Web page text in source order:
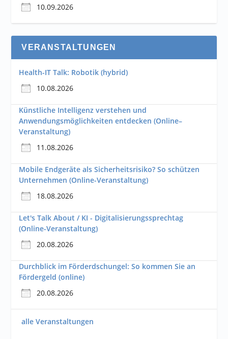
10.09.2026
VERANSTALTUNGEN
Health-IT Talk: Robotik (hybrid)
10.08.2026
Künstliche Intelligenz verstehen und
Anwendungsmöglichkeiten entdecken (Online–
Veranstaltung)
11.08.2026
Mobile Endgeräte als Sicherheitsrisiko? So schützen
Unternehmen (Online-Veranstaltung)
18.08.2026
Let's Talk About / KI - Digitalisierungssprechtag
(Online-Veranstaltung)
20.08.2026
Durchblick im Förderdschungel: So kommen Sie an
Fördergeld (online)
20.08.2026
alle Veranstaltungen